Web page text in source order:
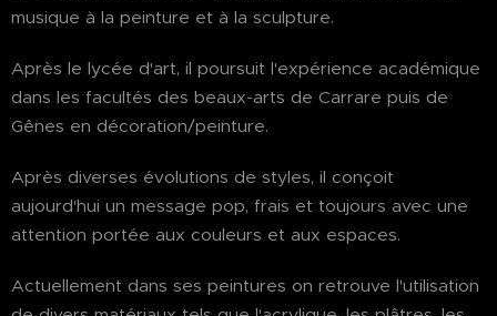
musique à la peinture et à la sculpture.
Après le lycée d'art, il poursuit l'expérience académique
dans les facultés des beaux-arts de Carrare puis de
Gênes en décoration/peinture.
Après diverses évolutions de styles, il conçoit
aujourd'hui un message pop, frais et toujours avec une
attention portée aux couleurs et aux espaces.
Actuellement dans ses peintures on retrouve l'utilisation